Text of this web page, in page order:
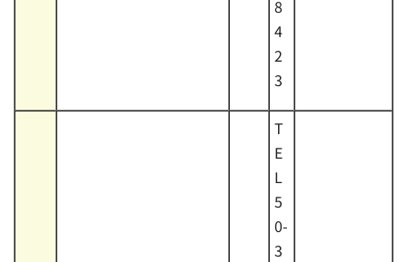
8
4
2
3
T
E
L
5
0-
3